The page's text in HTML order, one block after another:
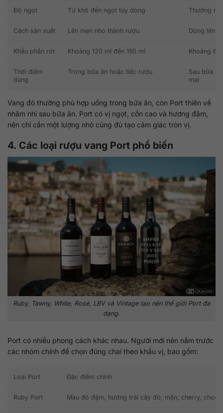
Độ ngọt Từ khô đến ngọt tùy dòng Thường
Cách sản xuất Lên men nho thành rượu Dừng lên
Khẩu phần rót Khoảng 120 ml đến 150 ml Khoảng
Thời điểm
dùng
Trong bữa ăn hoặc tiệc rượu
Sau bữa
mai
Vang đỏ thường phù hợp uống trong bữa ăn, còn Port thiên về
nhâm nhi sau bữa ăn. Port có vị ngọt, cồn cao và hương đậm,
nên chỉ cần một lượng nhỏ cũng đủ tạo cảm giác tròn vị.
4. Các loại rượu vang Port phổ biến
Ruby, Tawny, White, Rosé, LBV và Vintage tạo nên thế giới Port đa
dạng.
Port có nhiều phong cách khác nhau. Người mới nên nắm trước
các nhóm chính để chọn đúng chai theo khẩu vị, bao gồm:
Loại Port Đặc điểm chính
Ruby Port Màu đỏ đậm, hương trái cây đỏ, mận, cherry,